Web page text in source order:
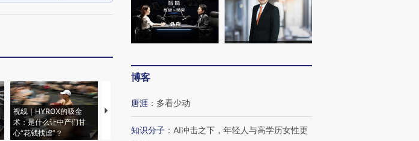
视线｜HYROX的吸金
术：是什么让中产们甘
心“花钱找虐”？
马航飞行员跨国走私7万
育部长拱下台
飞地休达
博客
唐涯 ： 多看少动
知识分子 ： AI冲击之下，年轻人与高学历女性更